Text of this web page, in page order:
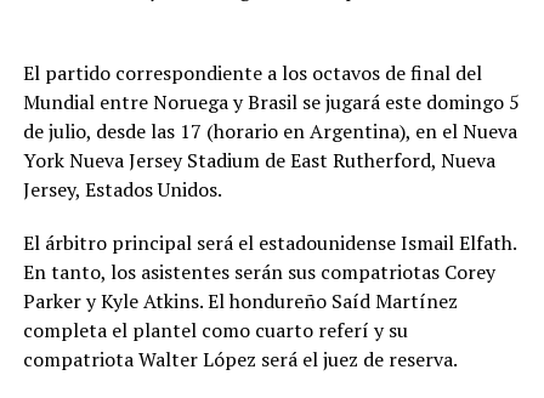
El partido correspondiente a los octavos de final del
Mundial entre Noruega y Brasil se jugará este domingo 5
de julio, desde las 17 (horario en Argentina), en el Nueva
York Nueva Jersey Stadium de East Rutherford, Nueva
Jersey, Estados Unidos.
El árbitro principal será el estadounidense Ismail Elfath.
En tanto, los asistentes serán sus compatriotas Corey
Parker y Kyle Atkins. El hondureño Saíd Martínez
completa el plantel como cuarto referí y su
compatriota Walter López será el juez de reserva.